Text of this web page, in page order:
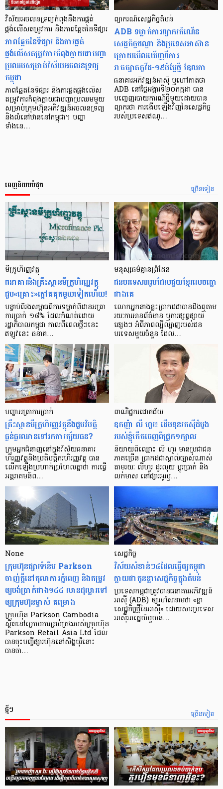
វិស័យអចលនទ្រព្យកំពុងនឹងការផ្គត់
ផ្គង់លើសតម្រូវការ និងភាពឆ្អែតនៃទីផ្សារ
ភាពឆ្អែតនៃទីផ្សារ និងការផ្គត់
ផ្គង់លើសតម្រូវការកំពុងក្លាយជាបញ្ហា
ប្រឈមសម្រាប់វិស័យអចលនទ្រព្យ
កម្ពុជា
ភាពឆ្អែតនៃទីផ្សារ និងការផ្គត់ផ្គង់លើស
តម្រូវការកំពុងក្លាយជាបញ្ហាប្រឈមមួយ
សម្រាប់ក្រុមហ៊ុនអភិវឌ្ឍន៍អចលនទ្រព្យ
និងលំនៅឋាននៅកម្ពុជា។ បញ្ហា
ទាំងនេ…
ព្យាករណ៍សេដ្ឋកិច្ចតំបន់
ADB ទម្លាក់ការព្យាករកំណើន
សេដ្ឋកិច្ចឥណ្ឌា និងប្រទេសអាស៊ាន
ក្រោយមើលឃើញពីការ
រាតត្បាតកូវីដ-១៩បំប្លែថ្មី ឌែលតា
ធនាគារអភិវឌ្ឍន៍អាស៊ី ឬហៅកាត់ថា
ADB នៅថ្ងៃអង្គារទី២០កក្កដា បាន
បញ្ចេញរបាយការណ៍ថ្មីមួយដោយបាន
ព្យាករថា ការងើបឡើងវិញនៃសេដ្ឋកិច្ច
របស់ប្រទេសឥណ្…
ច្រើនទៀត
ពេញនិយមបំផុត
មីក្រូ​ហិរញ្ញវត្ថុ
ធនាគារ​និង​គ្រឹះស្ថាន​មីក្រូ​ហិរញ្ញវត្ថុ​
ជួប«គ្រោះ»ក្តៅ​គគុក​មួយ​ទៀត​ហើយ!
បន្ទាប់​ពី​រង​សម្ពាធ​​ពី​ការ​ទម្លាក់​ពិដាន​អត្រា​
ការ​ប្រាក់ ១៨​% ដែល​កំណត់​ដោយ​
រដ្ឋាភិបាល​កម្ពុជា កាល​ពី​ពេល​ថ្មីៗ​នេះ
ឥឡូវ​នេះ ធនាគ…
មនុស្ស​ធម៌​គ្មាន​ព្រំដែន
ជន​បរទេស​៣​រូប​ដែល​ជួយ​ខ្មែរ​លេច​ធ្លោ​
ជាង​គេ
លោកអ្នក​នាង​ខ្លះ​ប្រាកដ​ជា​បាន​​ដឹង​ឮ​តាម​
រយៈ​ការ​អាន​ព័ត៌មាន ឬ​ការ​ផ្សព្វផ្សាយ​
ផ្សេងៗ អំពី​ភាព​ល្បីល្បាញ​របស់​ជន​
បរទេស​មួយ​ចំនួន ដែល…
បញ្ហា​អត្រា​ការប្រាក់
គ្រឹះស្ថាន​មីក្រូ​ហិរញ្ញវត្ថុ​នឹង​ជួប​វិបត្តិ​
ធ្ងន់ធ្ងរ​ឈាន​ទៅ​រក​ការ​ក្ស័យធន?
ក្រុម​អ្នក​ជំនាញ​នៅ​ក្នុង​វិស័យ​ធនាគារ
ហិរញ្ញវត្ថុ​និង​ប្រតិបត្តិករ​ហិរញ្ញ​វត្ថុ បាន​​
លើក​ឡើង​ប្រហាក់​ប្រហែល​គ្នា​ថា ការ​ធ្វើ​
អន្តរាគមន៍​ព…
ពាណិជ្ជករជោគជ័យ
ឧកញ៉ា លី ហួរ៖ ដើមទុនរកស៊ីដំបូង
របស់ខ្ញុំកើតចេញពីជ្រូក១ក្បាល
និយាយ​ពី​ឈ្មោះ លី ហួរ មាន​ប្រជាជន​
ភាគ​ច្រើន ប្រាកដ​ជា​ស្គាល់​ច្បាស់​ណាស់
តាមរយៈ លីហួរ ដូរ​លុយ ប្តូរ​បា្រក់ និង​
លក់​មាស នៅ​ផ្សារ​អូរ​ឫ…
None
ក្រុមហ៊ុនផ្សារទំនើប Parkson
ចាញ់ក្ដីនៅតុលាការភ្នំពេញ និងតម្រូវ
ឲ្យបង់ប្រាក់ជាង១៤៤ លានដុល្លារទៅ
ឲ្យក្រុមហ៊ុនម្ចាស់ គម្រោង
ក្រុមហ៊ុន Parkson Cambodia
ស្ថិតនៅក្រោមការគ្រប់គ្រងរបស់ក្រុមហ៊ុន
Parkson Retail Asia Ltd ដែល
បានចុះបញ្ចីផ្សារហ៊ុននៅសិង្ហបុរីនោះ
បានចា…
សេដ្ឋកិច្ច​
វិស័យ​សំខាន់ៗ​៤​ដែល​ធ្វើ​ឲ្យ​កម្ពុជា​
ក្លាយ​ជា​កូន​ខ្លា​សេដ្ឋកិច្ច​ក្នុង​តំបន់
ប្រទេស​កម្ពុជា​ត្រូវ​បាន​ធនាគារ​អភិវឌ្ឍន៍​
អាស៊ី (ADB) ឲ្យ​រហ័ស​នាមថា «ខ្លា​
សេដ្ឋកិច្ច​ថ្មី​នៃ​អាស៊ី» ដោយសារ​ប្រទេស​
អាស៊ី​អាគ្នេយ៍​មួយ​ន…
ច្រើនទៀត
ថ្មីៗ